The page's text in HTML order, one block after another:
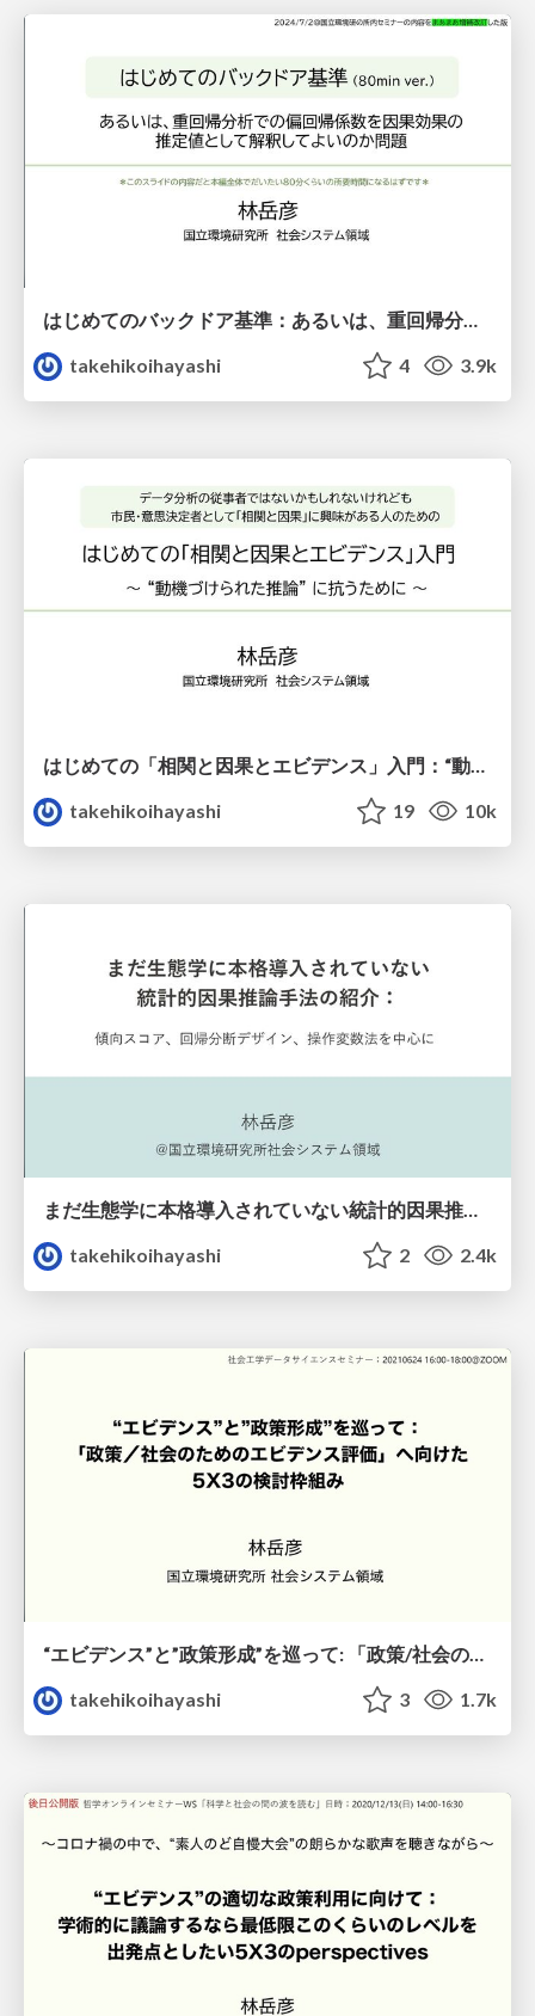
はじめてのバックドア基準：あるいは、重回帰分析の偏回帰係数を因果効果の推定値として解釈してよいのか問題
takehikoihayashi
4 3.9k
takehikoihayashi
19 10k
まだ生態学に本格導入されていない統計的因果推論手法の紹介：傾向スコア、回帰分断デザイン、操作変数法を中心に
takehikoihayashi
2 2.4k
“エビデンス”と”政策形成”を巡って: 「政策/社会のためのエビデンス評価」へ向けた 5x3の検討枠組み
takehikoihayashi
3 1.7k